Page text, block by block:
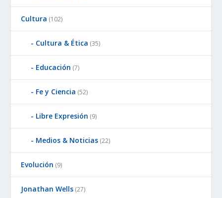
Cultura (102)
Cultura & Ética (35)
Educación (7)
Fe y Ciencia (52)
Libre Expresión (9)
Medios & Noticias (22)
Evolución (9)
Jonathan Wells (27)